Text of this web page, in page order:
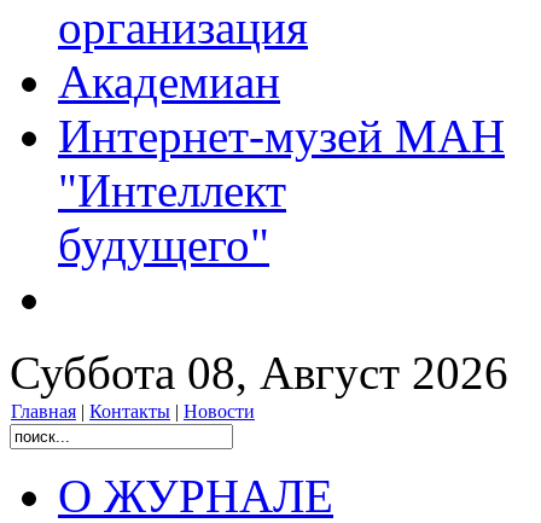
организация
Академиан
Интернет-музей МАН
"Интеллект
будущего"
Суббота 08, Август 2026
Главная | Контакты | Новости
О ЖУРНАЛЕ